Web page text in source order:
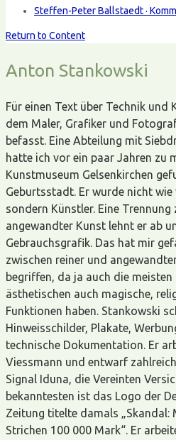
Steffen-Peter Ballstaedt ·
Return to Content
Anton Stankowski
Für einen Text über Technik und
dem Maler, Grafiker und
befasst. Eine Abteilung mit
hatte ich vor ein paar Jahren zu
Kunstmuseum Gelsenkirchen
Geburtsstadt. Er wurde nicht wie
sondern Künstler. Eine Trennung
angewandter Kunst lehnt er ab
Gebrauchsgrafik. Das hat mir
zwischen reiner und
begriffen, da ja auch die
ästhetischen auch magische,
Funktionen haben. Stankowski
Hinweisschilder, Plakate,
technische Dokumentation. Er
Viessmann und entwarf
Signal Iduna, die Vereinten
bekanntesten ist das Logo der
Zeitung titelte damals
Strichen 100 000 Mark“. Er